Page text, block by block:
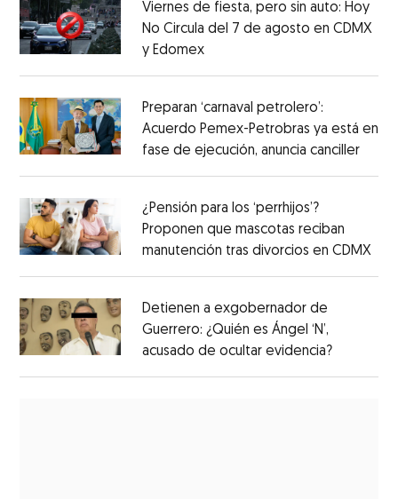
Viernes de fiesta, pero sin auto: Hoy
No Circula del 7 de agosto en CDMX
y Edomex
Preparan ‘carnaval petrolero’:
Acuerdo Pemex-Petrobras ya está en
fase de ejecución, anuncia canciller
¿Pensión para los ‘perrhijos’?
Proponen que mascotas reciban
manutención tras divorcios en CDMX
Detienen a exgobernador de
Guerrero: ¿Quién es Ángel ‘N’,
acusado de ocultar evidencia?